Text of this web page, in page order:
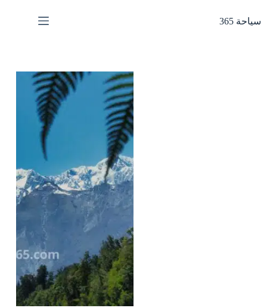
المحتوى
سياحة 365